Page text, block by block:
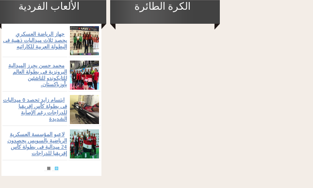
الكرة الطائرة الألعاب الفردية
جهاز الرياضة العسكري
يحصد ثلاث ميداليات ذهبية فى
البطولة العربية للكاراتيه
محمد حسن يحرز الميدالية
البرونزية فى بطولة العالم
للتايكوندو للناشئين
بأوزباكستان.
ابتسام زايد تحصد ٥ ميداليات
فى بطولة كأس إفريقيا
للدراجات رغم الإصابة
الشديدة
لاعبو المؤسسة العسكرية
الرياضية بالسويس يحصدون
24 ميدالية فى بطولة كأس
إفريقيا للدراجات